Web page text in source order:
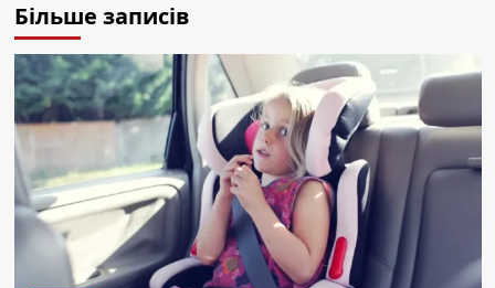
Більше записів